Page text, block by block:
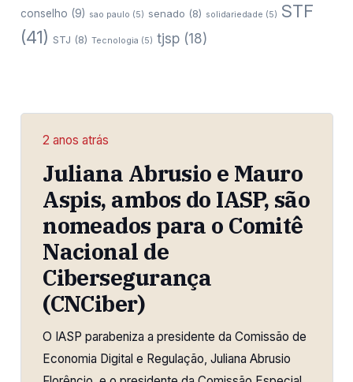
conselho (9) sao paulo (5) senado (8) solidariedade (5) STF
(41) STJ (8) Tecnologia (5) tjsp(18)
2 anos atrás
Juliana Abrusio e Mauro
Aspis, ambos do IASP, são
nomeados para o Comitê
Nacional de
Cibersegurança
(CNCiber)
O IASP parabeniza a presidente da Comissão de
Economia Digital e Regulação, Juliana Abrusio